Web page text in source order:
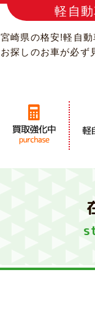
軽自
宮崎県の格安!軽自動
お探しのお車が必ず